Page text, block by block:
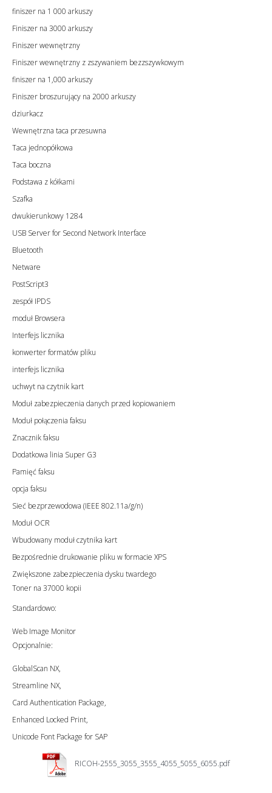
finiszer na 1 000 arkuszy
Finiszer na 3000 arkuszy
Finiszer wewnętrzny
Finiszer wewnętrzny z zszywaniem bezzszywkowym
finiszer na 1,000 arkuszy
Finiszer broszurujący na 2000 arkuszy
dziurkacz
Wewnętrzna taca przesuwna
Taca jednopółkowa
Taca boczna
Podstawa z kółkami
Szafka
dwukierunkowy 1284
USB Server for Second Network Interface
Bluetooth
Netware
PostScript3
zespół IPDS
moduł Browsera
Interfejs licznika
konwerter formatów pliku
interfejs licznika
uchwyt na czytnik kart
Moduł zabezpieczenia danych przed kopiowaniem
Moduł połączenia faksu
Znacznik faksu
Dodatkowa linia Super G3
Pamięć faksu
opcja faksu
Sieć bezprzewodowa (IEEE 802.11a/g/n)
Moduł OCR
Wbudowany moduł czytnika kart
Bezpośrednie drukowanie pliku w formacie XPS
Zwiększone zabezpieczenia dysku twardego
Toner na 37000 kopii
Standardowo:
Web Image Monitor
Opcjonalnie:
GlobalScan NX,
Streamline NX,
Card Authentication Package,
Enhanced Locked Print,
Unicode Font Package for SAP
RICOH-2555_3055_3555_4055_5055_6055.pdf